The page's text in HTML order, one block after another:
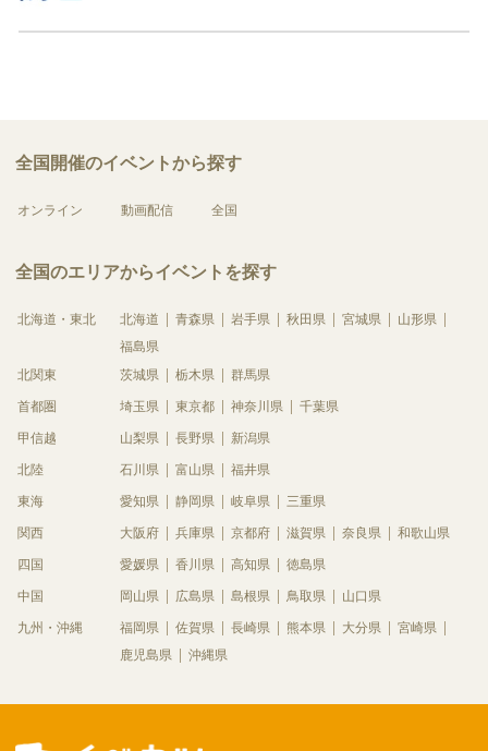
全国開催のイベントから探す
オンライン 動画配信 全国
全国のエリアからイベントを探す
北海道・東北 北海道 青森県 岩手県 秋田県 宮城県
山形県
福島県
北関東
茨城県 栃木県 群馬県
首都圏 埼玉県 東京都 神奈川県 千葉県
甲信越 山梨県 長野県 新潟県
北陸 石川県 富山県 福井県
東海 愛知県 静岡県 岐阜県 三重県
関西 大阪府 兵庫県 京都府 滋賀県 奈良県 和歌山県
四国 愛媛県 香川県 高知県 徳島県
中国 岡山県 広島県 島根県 鳥取県 山口県
九州・沖縄 福岡県 佐賀県 長崎県 熊本県 大分県
宮崎県
鹿児島県
沖縄県